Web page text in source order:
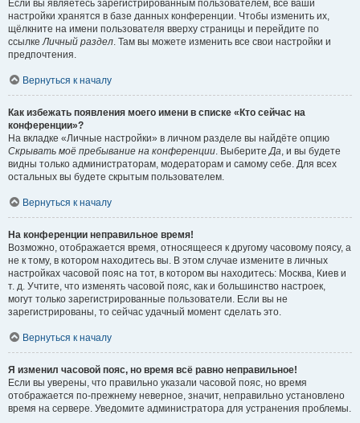
Если вы являетесь зарегистрированным пользователем, все ваши
настройки хранятся в базе данных конференции. Чтобы изменить их,
щёлкните на имени пользователя вверху страницы и перейдите по
ссылкеЛичный раздел. Там вы можете изменить все свои настройки и
предпочтения.
Вернуться к началу
Как избежать появления моего имени в списке «Кто сейчас на
конференции»?
На вкладке «Личные настройки» в личном разделе вы найдёте опцию
Скрывать моё пребывание на конференции. ВыберитеДа, и вы будете
видны только администраторам, модераторам и самому себе. Для всех
остальных вы будете скрытым пользователем.
Вернуться к началу
На конференции неправильное время!
Возможно, отображается время, относящееся к другому часовому поясу, а
не к тому, в котором находитесь вы. В этом случае измените в личных
настройках часовой пояс на тот, в котором вы находитесь: Москва, Киев и
т. д. Учтите, что изменять часовой пояс, как и большинство настроек,
могут только зарегистрированные пользователи. Если вы не
зарегистрированы, то сейчас удачный момент сделать это.
Вернуться к началу
Я изменил часовой пояс, но время всё равно неправильное!
Если вы уверены, что правильно указали часовой пояс, но время
отображается по-прежнему неверное, значит, неправильно установлено
время на сервере. Уведомите администратора для устранения проблемы.